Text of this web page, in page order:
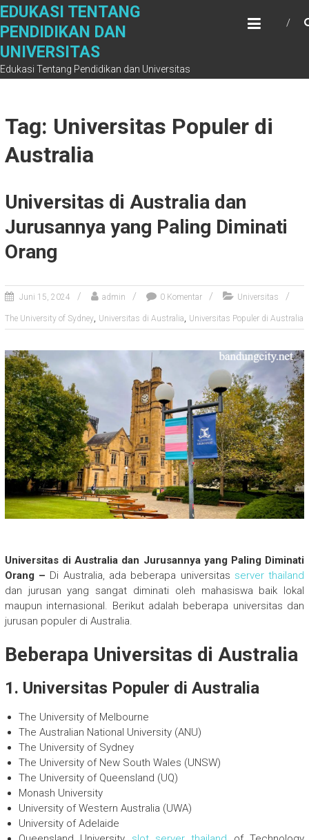
Skip
content
EDUKASI TENTANG
PENDIDIKAN DAN
UNIVERSITAS
Edukasi Tentang Pendidikan dan Universitas
Tag: Universitas Populer di
Australia
Universitas di Australia dan
Jurusannya yang Paling Diminati
Orang
Juni 15, 2024 admin 0 Komentar Universitas
The University of Sydney, Universitas di Australia, Universitas Populer di Australia
Universitas di Australia dan Jurusannya yang Paling Diminati
Orang – Di Australia, ada beberapa universitas server thailand
dan jurusan yang sangat diminati oleh mahasiswa baik lokal
maupun internasional. Berikut adalah beberapa universitas dan
jurusan populer di Australia.
Beberapa Universitas di Australia
1. Universitas Populer di Australia
The University of Melbourne
The Australian National University (ANU)
The University of Sydney
The University of New South Wales (UNSW)
The University of Queensland (UQ)
Monash University
University of Western Australia (UWA)
University of Adelaide